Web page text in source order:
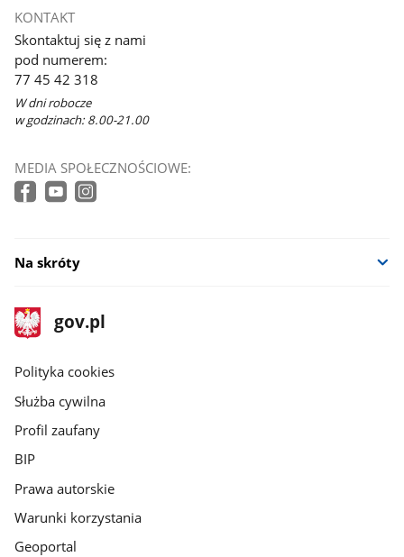
KONTAKT
Skontaktuj się z nami
pod numerem:
77 45 42 318
W dni robocze
w godzinach: 8.00-21.00
MEDIA SPOŁECZNOŚCIOWE:
Na skróty
stopka
gov.pl
Strona
gov.pl
gov.pl
Polityka cookies
Służba cywilna
Profil zaufany
BIP
Prawa autorskie
Warunki korzystania
Geoportal